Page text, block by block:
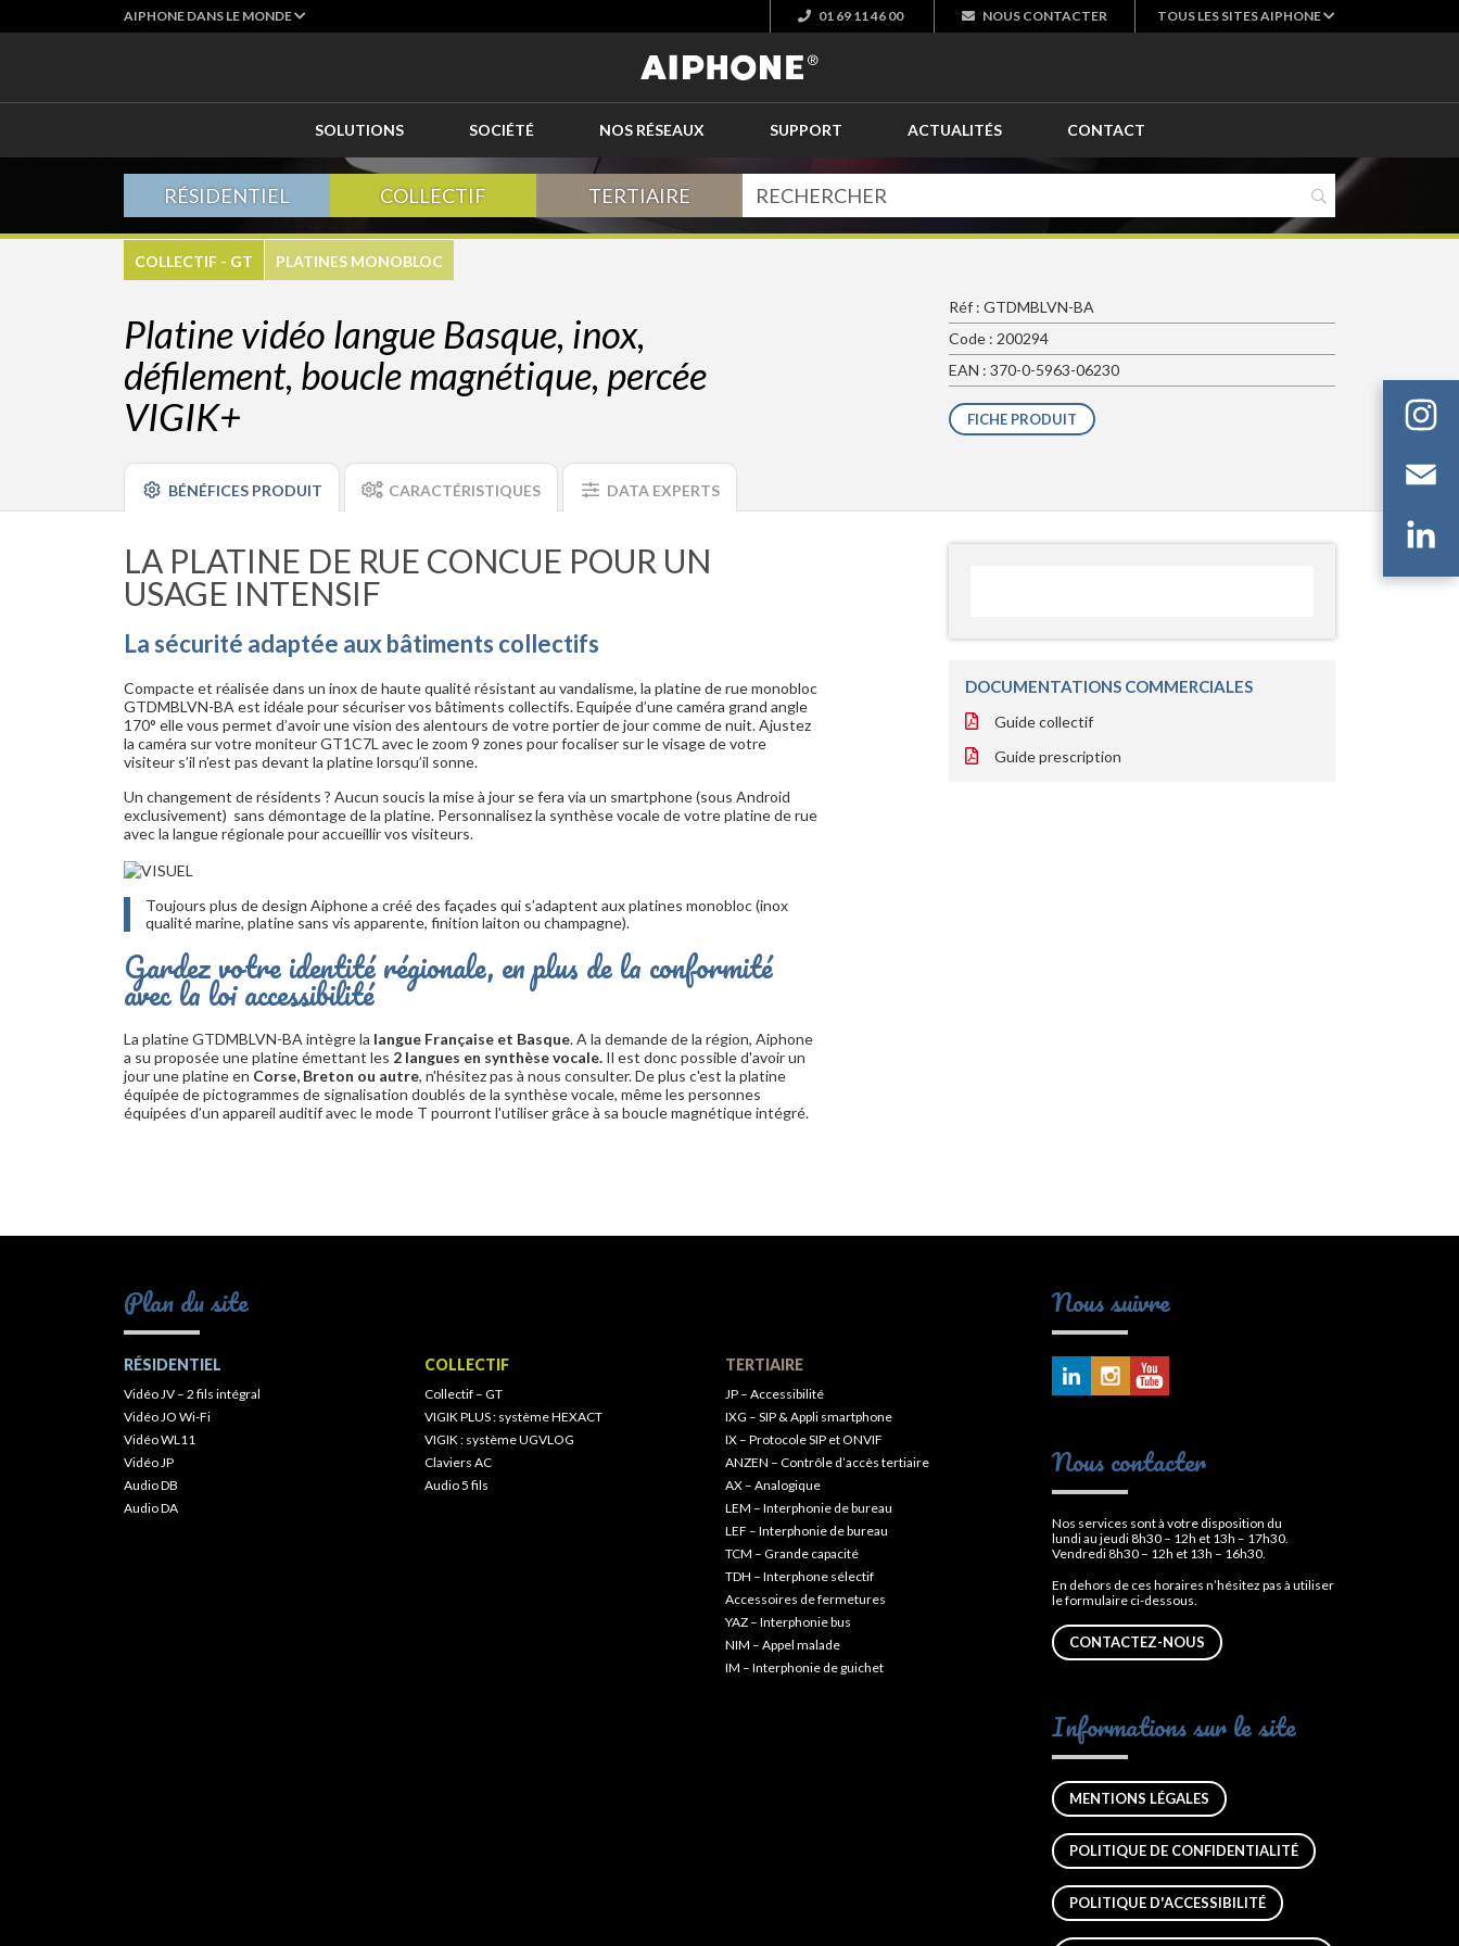
AIPHONE DANS LE MONDE 01 69 11 46 00 NOUS CONTACTER TOUS LES SITES AIPHONE
SOLUTIONS SOCIÉTÉ NOS RÉSEAUX SUPPORT ACTUALITÉS CONTACT
RÉSIDENTIEL COLLECTIF TERTIAIRE
COLLECTIF - GT PLATINES MONOBLOC
Platine vidéo langue Basque, inox,
défilement, boucle magnétique, percée
VIGIK+
Réf : GTDMBLVN-BA
Code : 200294
EAN : 370-0-5963-06230
FICHE PRODUIT
BÉNÉFICES PRODUIT CARACTÉRISTIQUES DATA EXPERTS
LA PLATINE DE RUE CONCUE POUR UN
USAGE INTENSIF
La sécurité adaptée aux bâtiments collectifs
Compacte et réalisée dans un inox de haute qualité résistant au vandalisme, la platine de rue monobloc
GTDMBLVN-BA est idéale pour sécuriser vos bâtiments collectifs. Equipée d’une caméra grand angle
170° elle vous permet d’avoir une vision des alentours de votre portier de jour comme de nuit. Ajustez
la caméra sur votre moniteur GT1C7L avec le zoom 9 zones pour focaliser sur le visage de votre
visiteur s’il n’est pas devant la platine lorsqu’il sonne.
Un changement de résidents ? Aucun soucis la mise à jour se fera via un smartphone (sous Android
exclusivement) sans démontage de la platine. Personnalisez la synthèse vocale de votre platine de rue
avec la langue régionale pour accueillir vos visiteurs.
Toujours plus de design Aiphone a créé des façades qui s’adaptent aux platines monobloc (inox
qualité marine, platine sans vis apparente, finition laiton ou champagne).
Gardez votre identité régionale, en plus de la conformité
avec la loi accessibilité
La platine GTDMBLVN-BA intègre la langue Française et Basque. A la demande de la région, Aiphone
a su proposée une platine émettant les 2 langues en synthèse vocale. Il est donc possible d'avoir un
jour une platine en Corse, Breton ou autre, n'hésitez pas à nous consulter. De plus c'est la platine
équipée de pictogrammes de signalisation doublés de la synthèse vocale, même les personnes
équipées d’un appareil auditif avec le mode T pourront l'utiliser grâce à sa boucle magnétique intégré.
DOCUMENTATIONS COMMERCIALES
Guide collectif
Guide prescription
Plan du site
RÉSIDENTIEL
Vidéo JV – 2 fils intégral
Vidéo JO Wi-Fi
Vidéo WL11
Vidéo JP
Audio DB
Audio DA
COLLECTIF
Collectif – GT
VIGIK PLUS : système HEXACT
VIGIK : système UGVLOG
Claviers AC
Audio 5 fils
TERTIAIRE
JP – Accessibilité
IXG – SIP & Appli smartphone
IX – Protocole SIP et ONVIF
ANZEN – Contrôle d’accès tertiaire
AX – Analogique
LEM – Interphonie de bureau
LEF – Interphonie de bureau
TCM – Grande capacité
TDH – Interphone sélectif
Accessoires de fermetures
YAZ – Interphonie bus
NIM – Appel malade
IM – Interphonie de guichet
Nous suivre
Nous contacter
Nos services sont à votre disposition du
lundi au jeudi 8h30 – 12h et 13h – 17h30.
Vendredi 8h30 – 12h et 13h – 16h30.
En dehors de ces horaires n’hésitez pas à utiliser
le formulaire ci-dessous.
CONTACTEZ-NOUS
Informations sur le site
MENTIONS LÉGALES
POLITIQUE DE CONFIDENTIALITÉ
POLITIQUE D'ACCESSIBILITÉ